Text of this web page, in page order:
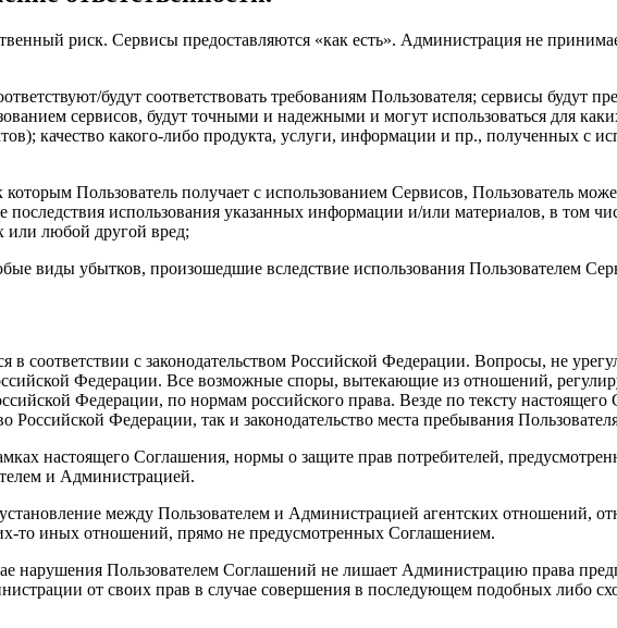
риск. Сервисы предоставляются «как есть». Администрация не
будут соответствовать требованиям Пользователя; сервисы будут
сервисов, будут точными и надежными и могут использоваться для
качество какого-либо продукта, услуги, информации и пр., полученных с
Пользователь получает с использованием Сервисов, Пользователь
последствия использования указанных информации и/или материалов, в том
или любой другой вред;
виды убытков, произошедшие вследствие использования Пользователем
в соответствии с законодательством Российской Федерации. Вопросы, не
Федерации. Все возможные споры, вытекающие из отношений,
Федерации, по нормам российского права. Везде по тексту
Российской Федерации, так и законодательство места пребывания
настоящего Соглашения, нормы о защите прав потребителей,
и Администрацией.
между Пользователем и Администрацией агентских отношений,
то иных отношений, прямо не предусмотренных Соглашением.
нарушения Пользователем Соглашений не лишает Администрацию права
от своих прав в случае совершения в последующем подобных либо